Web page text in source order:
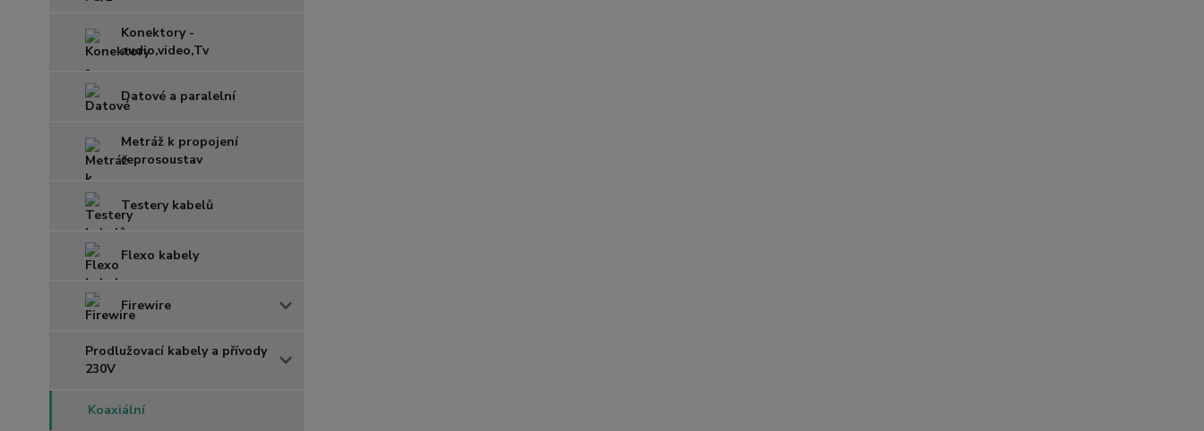
Konektory -
audio,video,Tv
Datové a paralelní
Metráž k propojení
reprosoustav
Testery kabelů
Flexo kabely
Firewire
Prodlužovací kabely a přívody
230V
Koaxiální